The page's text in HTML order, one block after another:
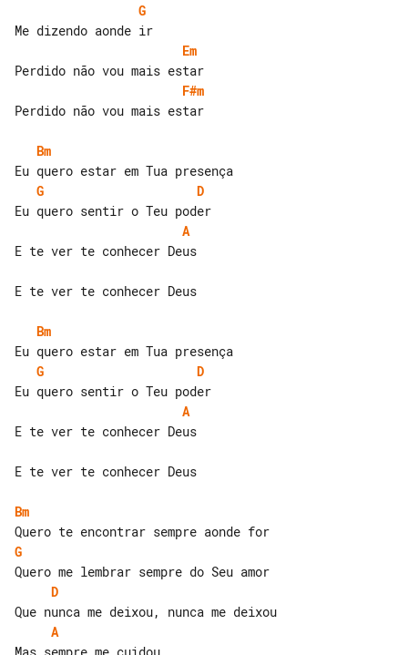
G
Em
F#m
Perdido não vou mais estar
Bm
G
D
A
E te ver te conhecer Deus
E te ver te conhecer Deus
Bm
G
D
A
E te ver te conhecer Deus
E te ver te conhecer Deus
Bm
G
D
A